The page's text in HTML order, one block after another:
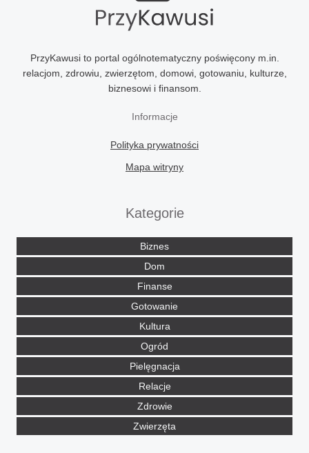
PrzyKawusi to portal ogólnotematyczny poświęcony m.in.
relacjom, zdrowiu, zwierzętom, domowi, gotowaniu, kulturze,
biznesowi i finansom.
Informacje
Polityka prywatności
Mapa witryny
Kategorie
Biznes
Dom
Finanse
Gotowanie
Kultura
Ogród
Pielęgnacja
Relacje
Zdrowie
Zwierzęta